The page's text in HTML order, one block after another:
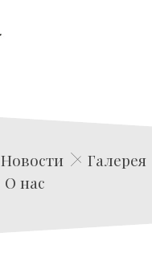
Edwin Film Agencja Aktorska
Новости
Галерея
О нас